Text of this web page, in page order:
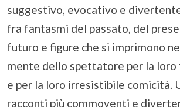
suggestivo, evocativo e
fra fantasmi del passato, del
futuro e figure che si imprimono
mente dello spettatore per la
e per la loro irresistibile comicità.
racconti più commoventi e